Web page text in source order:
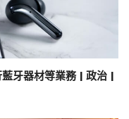
牙器材等業務 | 政治 |